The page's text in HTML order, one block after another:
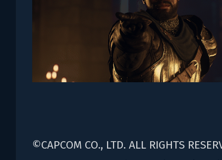
©CAPCOM CO., LTD. ALL RIGHTS